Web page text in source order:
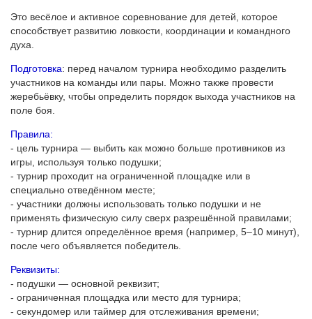
Это весёлое и активное соревнование для детей, которое
способствует развитию ловкости, координации и командного
духа.
Подготовка: перед началом турнира необходимо разделить
участников на команды или пары. Можно также провести
жеребьёвку, чтобы определить порядок выхода участников на
поле боя.
Правила:
- цель турнира — выбить как можно больше противников из
игры, используя только подушки;
- турнир проходит на ограниченной площадке или в
специально отведённом месте;
- участники должны использовать только подушки и не
применять физическую силу сверх разрешённой правилами;
- турнир длится определённое время (например, 5–10 минут),
после чего объявляется победитель.
Реквизиты:
- подушки — основной реквизит;
- ограниченная площадка или место для турнира;
- секундомер или таймер для отслеживания времени;